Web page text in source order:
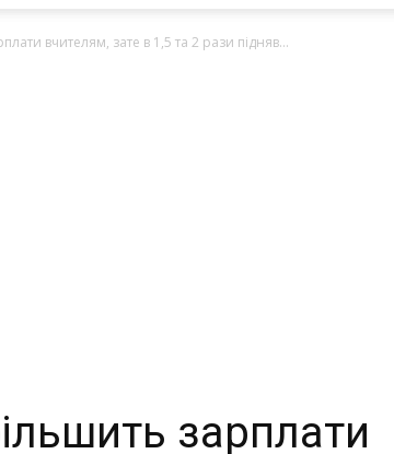
вчителям, зате в 1,5 та 2 рази підняв...
зарплати